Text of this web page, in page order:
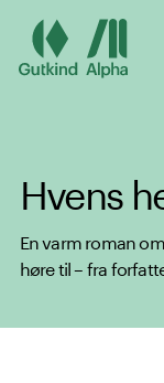
Spring til hovedindhold
Hvens
En varm roman
høre til – fra